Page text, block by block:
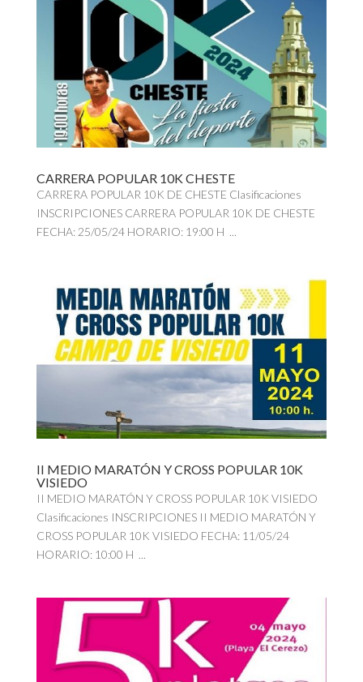
CARRERA POPULAR 10K CHESTE
CARRERA POPULAR 10K DE CHESTE Clasificaciones
INSCRIPCIONES CARRERA POPULAR 10K DE CHESTE
FECHA: 25/05/24 HORARIO: 19:00 H ...
II MEDIO MARATÓN Y CROSS POPULAR 10K
VISIEDO
II MEDIO MARATÓN Y CROSS POPULAR 10K VISIEDO
Clasificaciones INSCRIPCIONES II MEDIO MARATÓN Y
CROSS POPULAR 10K VISIEDO FECHA: 11/05/24
HORARIO: 10:00 H ...